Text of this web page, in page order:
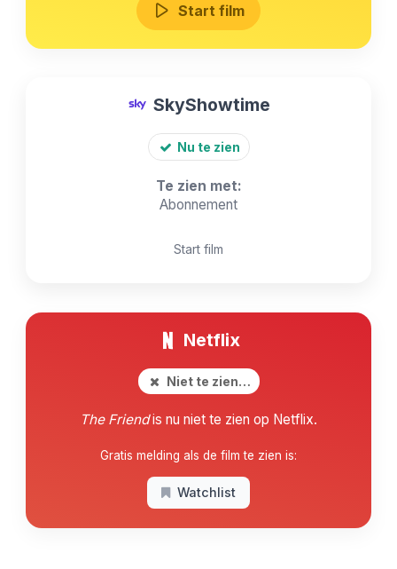
Start film
SkyShowtime
Nu te zien
Te zien met:
Abonnement
Start film
Netflix
Niet te zien…
The Friendis nu niet te zien op Netflix.
Gratis melding als de film te zien is:
Watchlist